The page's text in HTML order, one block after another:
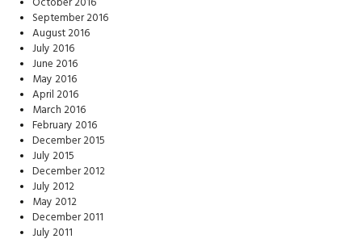
September 2016
August 2016
July 2016
June 2016
May 2016
April 2016
March 2016
February 2016
December 2015
July 2015
December 2012
July 2012
May 2012
December 2011
July 2011